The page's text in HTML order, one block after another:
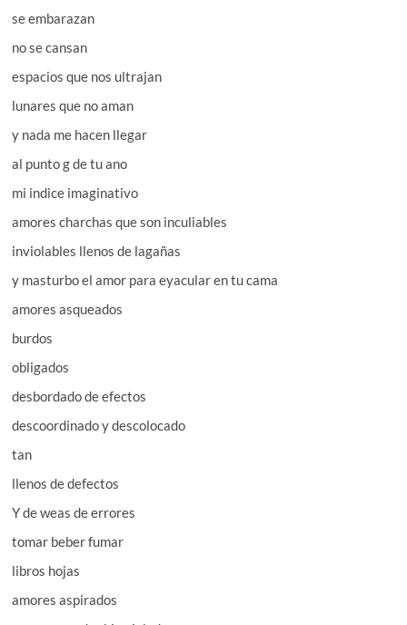
se embarazan
no se cansan
espacios que nos ultrajan
lunares que no aman
y nada me hacen llegar
al punto g de tu ano
mi indice imaginativo
amores charchas que son inculiables
inviolables llenos de lagañas
y masturbo el amor para eyacular en tu cama
amores asqueados
burdos
obligados
desbordado de efectos
descoordinado y descolocado
tan
llenos de defectos
Y de weas de errores
tomar beber fumar
libros hojas
amores aspirados